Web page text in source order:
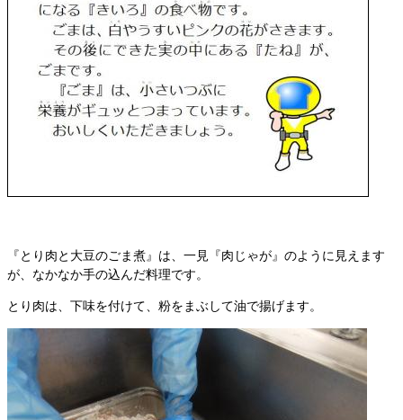
『とり肉と大豆のごま煮』は、一見『肉じゃが』のように見えます
が、なかなか手の込んだ料理です。
とり肉は、下味を付けて、粉をまぶして油で揚げます。